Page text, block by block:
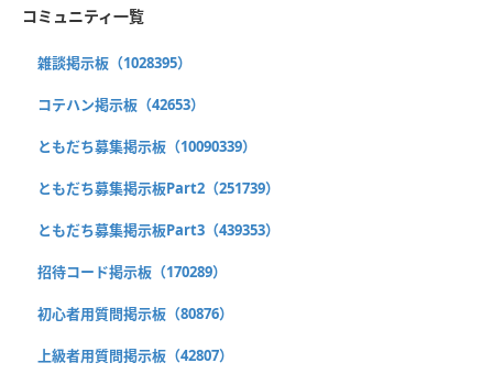
コミュニティ一覧
雑談掲示板（1028395）
コテハン掲示板（42653）
ともだち募集掲示板（10090339）
ともだち募集掲示板Part2（251739）
ともだち募集掲示板Part3（439353）
招待コード掲示板（170289）
初心者用質問掲示板（80876）
上級者用質問掲示板（42807）